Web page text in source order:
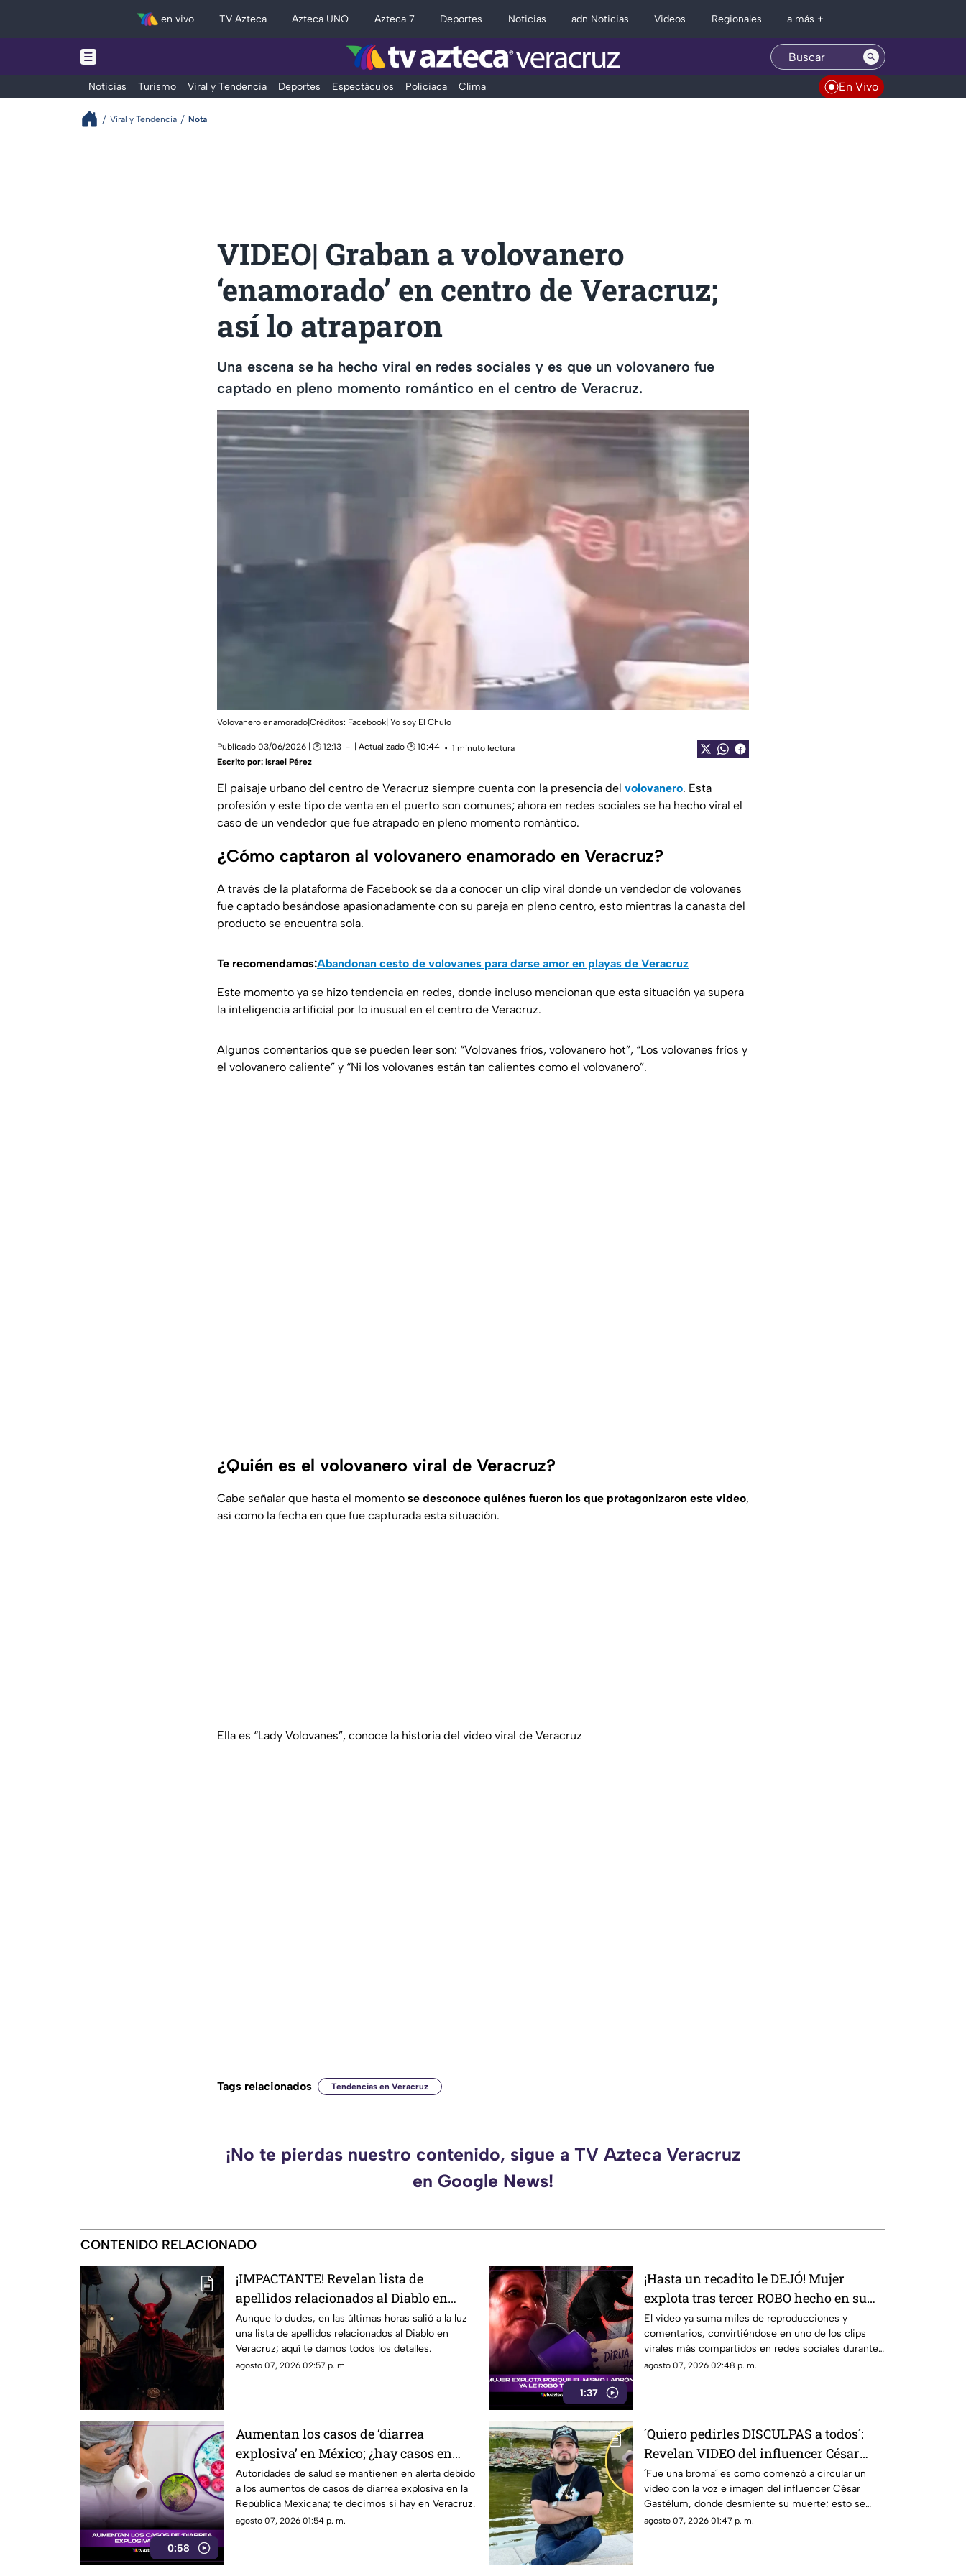
en vivo TV Azteca Azteca UNO Azteca 7 Deportes Noticias adn Noticias Videos Regionales a más +
Noticias Turismo Viral y Tendencia Deportes Espectáculos Policiaca Clima En Vivo
Viral y Tendencia Nota
VIDEO| Graban a volovanero
‘enamorado’ en centro de Veracruz;
así lo atraparon
Una escena se ha hecho viral en redes sociales y es que un volovanero fue
captado en pleno momento romántico en el centro de Veracruz.
Volovanero enamorado|Créditos: Facebook| Yo soy El Chulo
Publicado 03/06/2026 | 🕑 12:13 | Actualizado 🕑 10:44
1 minuto lectura
Escrito por: Israel Pérez
El paisaje urbano del centro de Veracruz siempre cuenta con la presencia del volovanero. Esta
profesión y este tipo de venta en el puerto son comunes; ahora en redes sociales se ha hecho viral el
caso de un vendedor que fue atrapado en pleno momento romántico.
¿Cómo captaron al volovanero enamorado en Veracruz?
A través de la plataforma de Facebook se da a conocer un clip viral donde un vendedor de volovanes
fue captado besándose apasionadamente con su pareja en pleno centro, esto mientras la canasta del
producto se encuentra sola.
Te recomendamos:Abandonan cesto de volovanes para darse amor en playas de Veracruz
Este momento ya se hizo tendencia en redes, donde incluso mencionan que esta situación ya supera
la inteligencia artificial por lo inusual en el centro de Veracruz.
Algunos comentarios que se pueden leer son: “Volovanes fríos, volovanero hot”, “Los volovanes fríos y
el volovanero caliente” y “Ni los volovanes están tan calientes como el volovanero”.
¿Quién es el volovanero viral de Veracruz?
Cabe señalar que hasta el momento se desconoce quiénes fueron los que protagonizaron este video,
así como la fecha en que fue capturada esta situación.
Ella es “Lady Volovanes”, conoce la historia del video viral de Veracruz
Tags relacionados Tendencias en Veracruz
¡No te pierdas nuestro contenido, sigue a TV Azteca Veracruz
en Google News!
CONTENIDO RELACIONADO
¡IMPACTANTE! Revelan lista de
apellidos relacionados al Diablo en
Veracruz
Aunque lo dudes, en las últimas horas salió a la luz
una lista de apellidos relacionados al Diablo en
Veracruz; aquí te damos todos los detalles.
agosto 07, 2026 02:57 p. m.
1:37
¡Hasta un recadito le DEJÓ! Mujer
explota tras tercer ROBO hecho en su
casa por el mismo LADRÓN [VIDEO]
El video ya suma miles de reproducciones y
comentarios, convirtiéndose en uno de los clips
virales más compartidos en redes sociales durante
las últimas horas.
agosto 07, 2026 02:48 p. m.
0:58
Aumentan los casos de ‘diarrea
explosiva’ en México; ¿hay casos en
Veracruz?
Autoridades de salud se mantienen en alerta debido
a los aumentos de casos de diarrea explosiva en la
República Mexicana; te decimos si hay en Veracruz.
agosto 07, 2026 01:54 p. m.
´Quiero pedirles DISCULPAS a todos´:
Revelan VIDEO del influencer César
Gastélum diciendo que todo fue una
BROMA
´Fue una broma´ es como comenzó a circular un
video con la voz e imagen del influencer César
Gastélum, donde desmiente su muerte; esto se
sabe del caso.
agosto 07, 2026 01:47 p. m.